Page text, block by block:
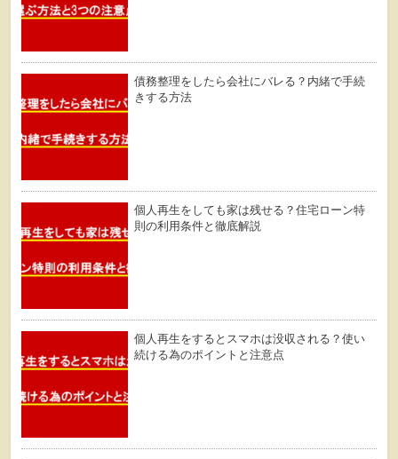
債務整理をしたら会社にバレる？内緒で手続
きする方法
個人再生をしても家は残せる？住宅ローン特
則の利用条件と徹底解説
個人再生をするとスマホは没収される？使い
続ける為のポイントと注意点